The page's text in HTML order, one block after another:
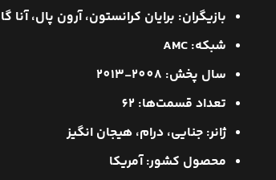
بازیگران: برایان کرانستون، آرون پال،
شبکه: AMC
سال پخش: 2008-2013
تعداد قسمت‌ها: 62
ژانر: جنایی، درام، هیجان انگیز
محصول کشور: آمریکا